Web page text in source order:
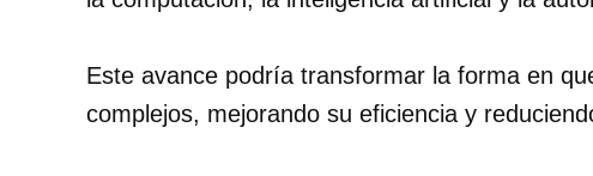
Este avance podría transformar la forma en
complejos, mejorando su eficiencia y